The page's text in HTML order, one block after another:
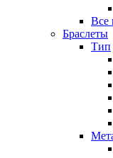
Все
Браслеты
Тип